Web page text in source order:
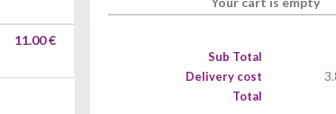
11.00 €
Sub Total
Delivery cost
Total